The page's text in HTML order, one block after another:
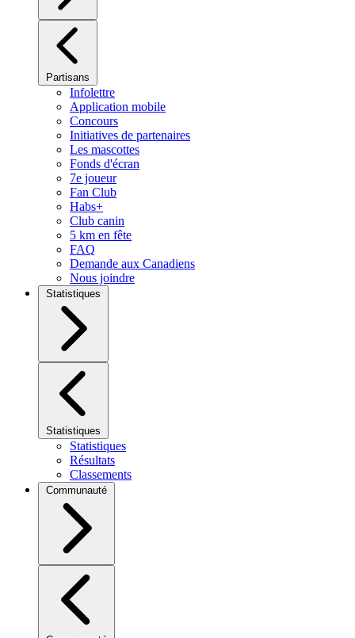
Partisans
Infolettre
Application mobile
Concours
Initiatives de partenaires
Les mascottes
Fonds d'écran
7e joueur
Fan Club
Habs+
Club canin
5 km en fête
FAQ
Demande aux Canadiens
Nous joindre
Statistiques
Statistiques
Statistiques
Résultats
Classements
Communauté